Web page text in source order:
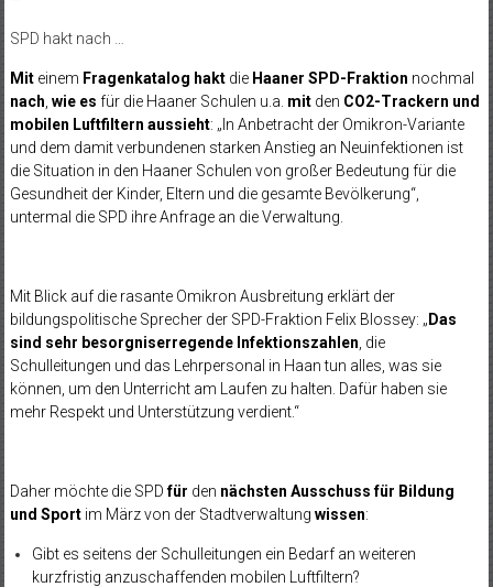
SPD hakt nach …
Miteinem Fragenkatalog hakt die Haaner SPD-Fraktion nochmal
nach wie es für die Haaner Schulen u.a. mit den CO2-Trackern und
mobilen Luftfiltern aussieht: „In Anbetracht der Omikron-Variante
und dem damit verbundenen starken Anstieg an Neuinfektionen ist
die Situation in den Haaner Schulen von großer Bedeutung für die
Gesundheit der Kinder, Eltern und die gesamte Bevölkerung“,
untermal die SPD ihre Anfrage an die Verwaltung.
Mit Blick auf die rasante Omikron Ausbreitung erklärt der
bildungspolitische Sprecher der SPD-Fraktion Felix Blossey: „Das
sind sehr besorgniserregende Infektionszahlen , die
Schulleitungen und das Lehrpersonal in Haan tun alles, was sie
können, um den Unterricht am Laufen zu halten. Dafür haben sie
mehr Respekt und Unterstützung verdient.“
Daher möchte die SPDfür den nächsten Ausschuss für Bildung
und Sportim März von der Stadtverwaltung wissen:
Gibt es seitens der Schulleitungen ein Bedarf an weiteren
kurzfristig anzuschaffenden mobilen Luftfiltern?